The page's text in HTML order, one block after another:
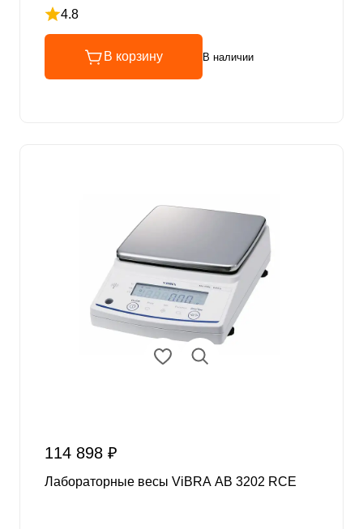
4.8
Рейтинг 4.8 из 5
В корзину В наличии
114 898 ₽
Лабораторные весы ViBRA AB 3202 RCE